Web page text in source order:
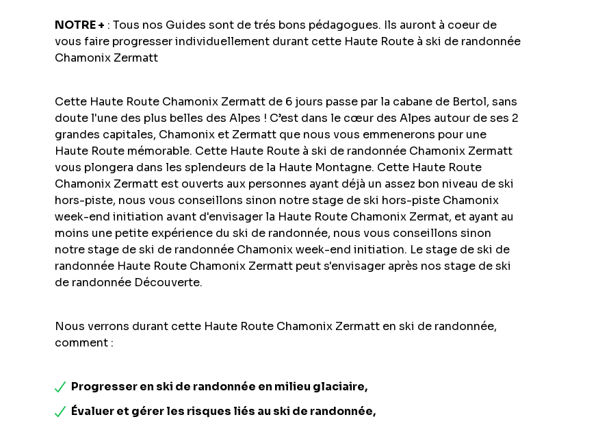
NOTRE + : Tous nos Guides sont de trés bons pédagogues. Ils auront à coeur de
vous faire progresser individuellement durant cette Haute Route à ski de randonnée
Chamonix Zermatt
Cette Haute Route Chamonix Zermatt de 6 jours passe par la cabane de Bertol, sans
doute l'une des plus belles des Alpes ! C’est dans le cœur des Alpes autour de ses 2
grandes capitales, Chamonix et Zermatt que nous vous emmenerons pour une
Haute Route mémorable. Cette Haute Route à ski de randonnée Chamonix Zermatt
vous plongera dans les splendeurs de la Haute Montagne. Cette Haute Route
Chamonix Zermatt est ouverts aux personnes ayant déjà un assez bon niveau de ski
hors-piste, nous vous conseillons sinon notre stage de ski hors-piste Chamonix
week-end initiation avant d'envisager la Haute Route Chamonix Zermat, et ayant au
moins une petite expérience du ski de randonnée, nous vous conseillons sinon
notre stage de ski de randonnée Chamonix week-end initiation. Le stage de ski de
randonnée Haute Route Chamonix Zermatt peut s'envisager après nos stage de ski
de randonnée Découverte.
Nous verrons durant cette Haute Route Chamonix Zermatt en ski de randonnée,
comment :
Progresser en ski de randonnée en milieu glaciaire,
Évaluer et gérer les risques liés au ski de randonnée,